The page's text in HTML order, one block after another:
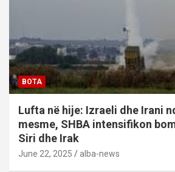
BOTA
Lufta në hije: Izraeli dhe Irani
mesme, SHBA intensifikon
Siri dhe Irak
June 22, 2025 alba-news